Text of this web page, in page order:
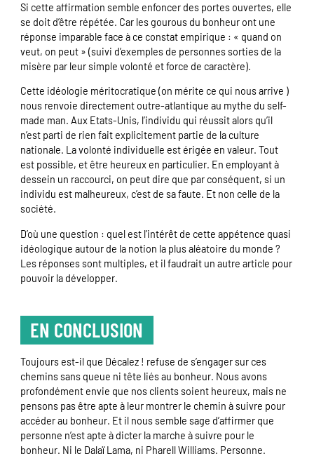
Si cette affirmation semble enfoncer des portes ouvertes, elle
se doit d’être répétée. Car les gourous du bonheur ont une
réponse imparable face à ce constat empirique : « quand on
veut, on peut » (suivi d’exemples de personnes sorties de la
misère par leur simple volonté et force de caractère).
Cette idéologie méritocratique (on mérite ce qui nous arrive )
nous renvoie directement outre-atlantique au mythe du self-
made man. Aux Etats-Unis, l’individu qui réussit alors qu’il
n’est parti de rien fait explicitement partie de la culture
nationale. La volonté individuelle est érigée en valeur. Tout
est possible, et être heureux en particulier. En employant à
dessein un raccourci, on peut dire que par conséquent, si un
individu est malheureux, c’est de sa faute. Et non celle de la
société.
D’où une question : quel est l’intérêt de cette appétence quasi
idéologique autour de la notion la plus aléatoire du monde ?
Les réponses sont multiples, et il faudrait un autre article pour
pouvoir la développer.
EN CONCLUSION
Toujours est-il que Décalez ! refuse de s’engager sur ces
chemins sans queue ni tête liés au bonheur. Nous avons
profondément envie que nos clients soient heureux, mais ne
pensons pas être apte à leur montrer le chemin à suivre pour
accéder au bonheur. Et il nous semble sage d’affirmer que
personne n’est apte à dicter la marche à suivre pour le
bonheur. Ni le Dalaï Lama, ni Pharell Williams. Personne.